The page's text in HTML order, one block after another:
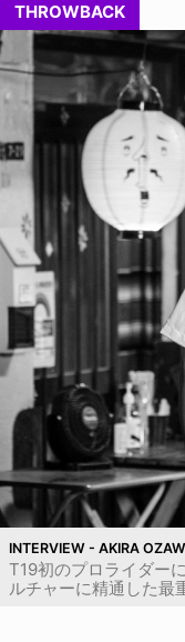
THROWBACK
INTERVIEW - AKIRA
T19初のプロライダー
ルチャーに精通した最